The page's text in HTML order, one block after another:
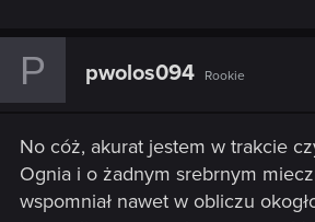
P pwolos094 Rookie
No cóż, akurat jestem w trakcie
Ognia i o żadnym srebrnym
wspomniał nawet w obliczu